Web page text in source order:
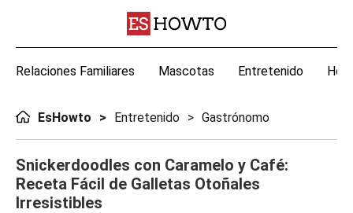
Relaciones Familiares Mascotas Entretenido
EsHowto Entretenido Gastrónomo
Snickerdoodles con Caramelo y Café:
Receta Fácil de Galletas Otoñales
Irresistibles